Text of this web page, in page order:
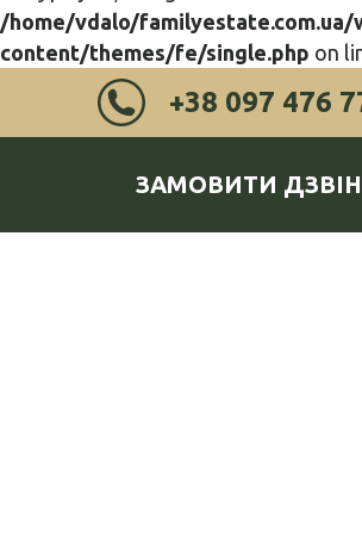
/home/vdalo/familyestate.com.ua/
content/themes/fe/single.php on
+38 097 476
ЗАМОВИТИ